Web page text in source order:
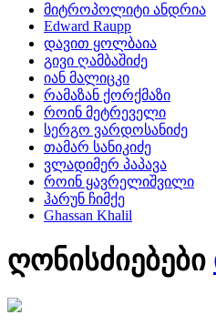
მიტროპოლიტი ანდრია
Edward Raupp
დავით ყოლბაია
გივი ღამბაშიძე
იან მალიცკი
რამაზან ქორქმაზი
როინ მეტრეველი
სერგო ვარდოსანიძე
თამარ სანიკიძე
ვლადიმერ პაპავა
როინ ყავრელიშვილი
ჰარუნ ჩიმქე
Ghassan Khalil
ღონისძიებები